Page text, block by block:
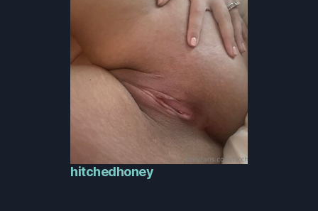
hitchedhoney